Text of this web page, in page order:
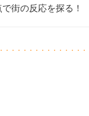
街の反応を探る！